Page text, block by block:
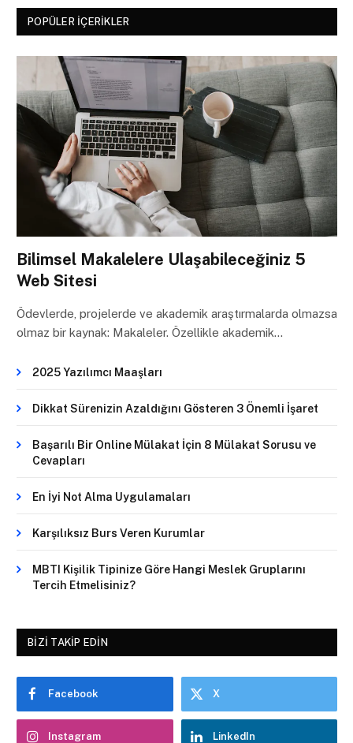
POPÜLER İÇERIKLER
Bilimsel Makalelere Ulaşabileceğiniz 5
Web Sitesi
Ödevlerde, projelerde ve akademik araştırmalarda olmazsa
olmaz bir kaynak: Makaleler. Özellikle akademik…
2025 Yazılımcı Maaşları
Dikkat Sürenizin Azaldığını Gösteren 3 Önemli İşaret
Başarılı Bir Online Mülakat İçin 8 Mülakat Sorusu ve
Cevapları
En İyi Not Alma Uygulamaları
Karşılıksız Burs Veren Kurumlar
MBTI Kişilik Tipinize Göre Hangi Meslek Gruplarını
Tercih Etmelisiniz?
BIZI TAKIP EDIN
Facebook X
Instagram LinkedIn